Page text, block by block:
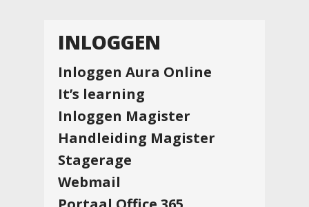
INLOGGEN
Inloggen Aura Online
It’s learning
Inloggen Magister
Handleiding Magister
Stagerage
Webmail